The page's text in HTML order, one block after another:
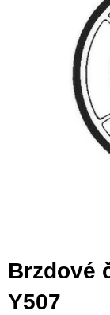
Brzdové
Y507